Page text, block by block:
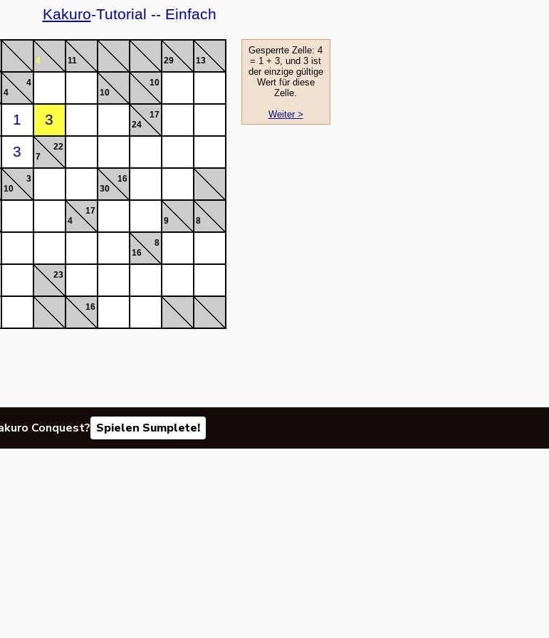
Kakuro-Tutorial -- Einfach
Gesperrte Zelle: 4
= 1 + 3, und 3 ist
der einzige gültige
Wert für diese
Zelle.
Weiter >
4 11 29 13
4
4
10
10
17
24
22
7
3
10
16
30
17
4
9 8
8
16
23
16
Conquest? Spielen Sumplete!